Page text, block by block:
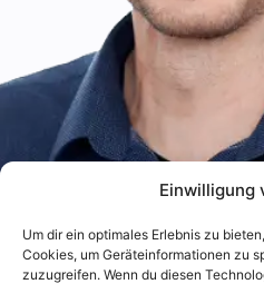
Einwilligung
Um dir ein optimales Erlebnis zu
Cookies, um Geräteinformationen zu
zuzugreifen. Wenn du diesen